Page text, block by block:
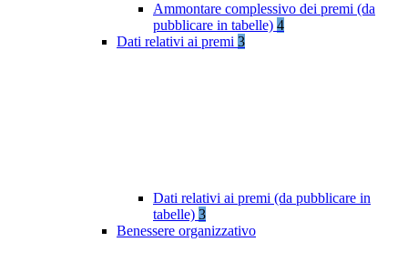
Ammontare complessivo dei premi (da
pubblicare in tabelle) 4
Dati relativi ai premi 3
Dati relativi ai premi (da pubblicare in
tabelle) 3
Benessere organizzativo